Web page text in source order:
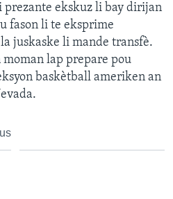
prezante ekskuz li bay dirijan
fason li te eksprime
juskaske li mande transfè.
lap prepare pou
baskètball ameriken an